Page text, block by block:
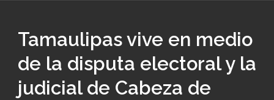
Tamaulipas vive en medio
de la disputa electoral y la
judicial de Cabeza de